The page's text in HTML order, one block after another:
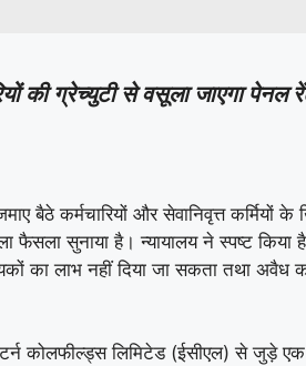
की ग्रेच्युटी से वसूला जाएगा पेनल
बैठे कर्मचारियों और सेवानिवृत्त कर्मियों के
फैसला सुनाया है। न्यायालय ने स्पष्ट किया
का लाभ नहीं दिया जा सकता तथा अवैध
कोलफील्ड्स लिमिटेड (ईसीएल) से जुड़े